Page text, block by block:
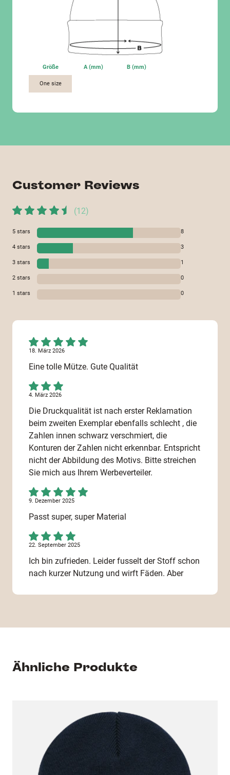
Größe A (mm) B (mm)
One size
Customer Reviews
(12)
5 stars 8
4 stars 3
3 stars 1
2 stars 0
1 stars 0
18. März 2026
Eine tolle Mütze. Gute Qualität
4. März 2026
Die Druckqualität ist nach erster Reklamation
beim zweiten Exemplar ebenfalls schlecht , die
Zahlen innen schwarz verschmiert, die
Konturen der Zahlen nicht erkennbar. Entspricht
nicht der Abbildung des Motivs. Bitte streichen
Sie mich aus Ihrem Werbeverteiler.
9. Dezember 2025
Passt super, super Material
22. September 2025
Ich bin zufrieden. Leider fusselt der Stoff schon
nach kurzer Nutzung und wirft Fäden. Aber
Super Qualität
Ähnliche Produkte